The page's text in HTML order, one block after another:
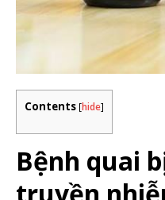
Contents [hide]
Bệnh quai